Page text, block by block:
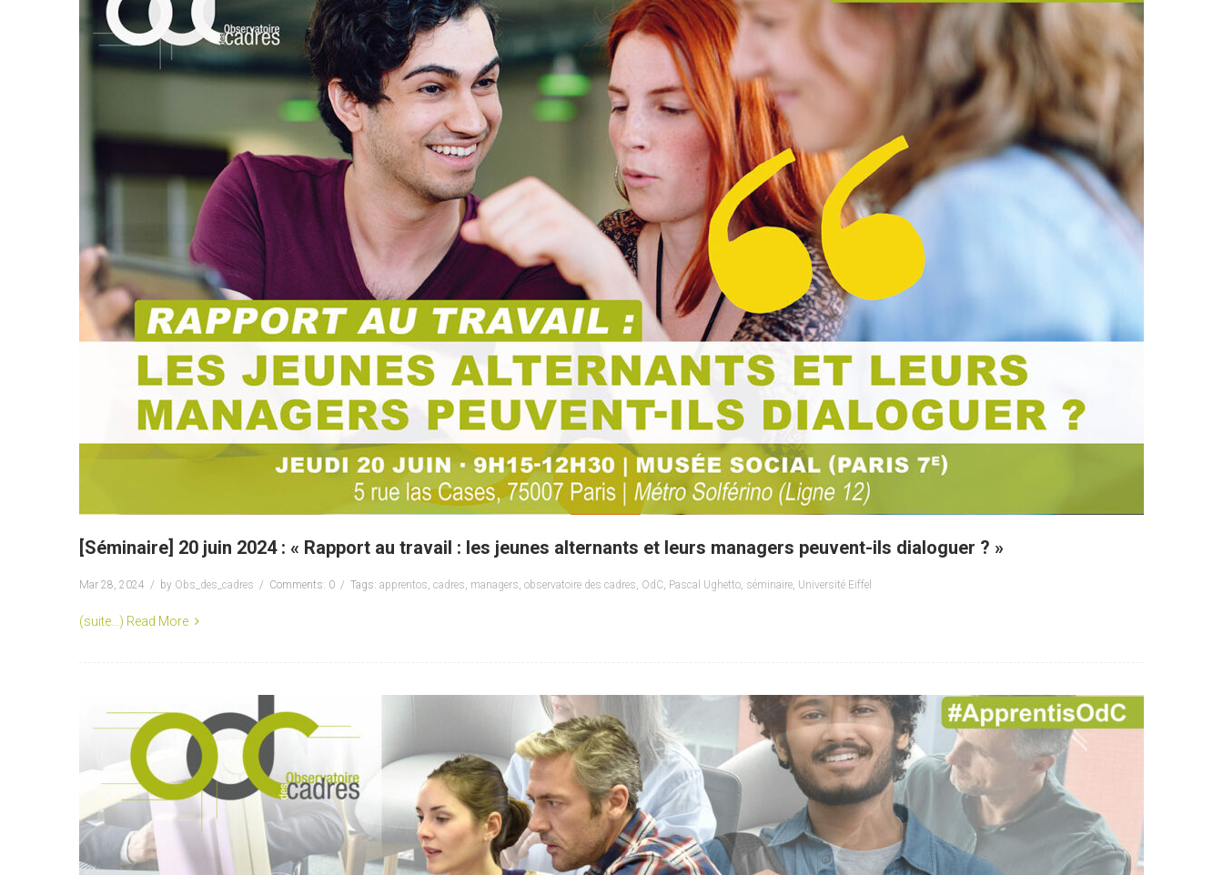
[Séminaire] 20 juin 2024 : « Rapport au travail : les jeunes alternants et leurs managers peuvent-ils dialoguer ? »
Mar 28, 2024 by Obs_des_cadres Comments: 0 Tags: apprentos, cadres, managers, observatoire des cadres, OdC, Pascal Ughetto, séminaire, Université Eiffel
(suite…) Read More